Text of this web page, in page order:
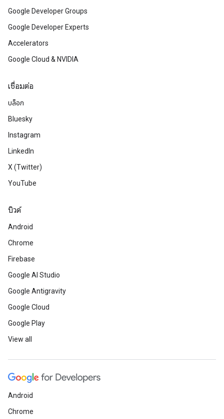
Google Developer Groups
Google Developer Experts
Accelerators
Google Cloud & NVIDIA
เชื่อมต่อ
บล็อก
Bluesky
Instagram
LinkedIn
X (Twitter)
YouTube
บิวด์
Android
Chrome
Firebase
Google AI Studio
Google Antigravity
Google Cloud
Google Play
View all
Android
Chrome